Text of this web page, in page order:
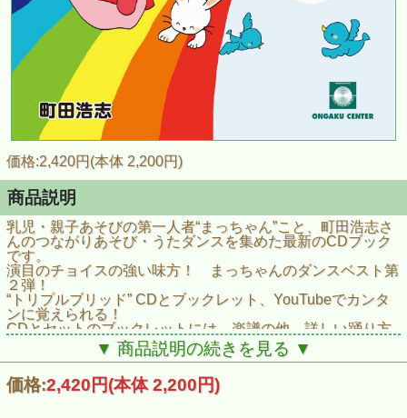
価格:2,420円(本体 2,200円)
商品説明
乳児・親子あそびの第一人者“まっちゃん”こと、町田浩志さ
んのつながりあそび・うたダンスを集めた最新のCDブック
です。
演目のチョイスの強い味方！ まっちゃんのダンスベスト第
２弾！
“トリプルブリッド” CDとブックレット、YouTubeでカンタ
ンに覚えられる！
CDとセットのブックレットには、楽譜の他、詳しい踊り方
の解説も掲載しています。
大好評のYouTube動画連携［YOUTUBE音楽センターチャン
ネル］で、まっちゃんの声に合わせてステップレッスン！
対象年齢は園児さんくらいに設定していますが、大人だって
▼ 商品説明の続きを見る ▼
価格:2,420円(本体 2,200円)